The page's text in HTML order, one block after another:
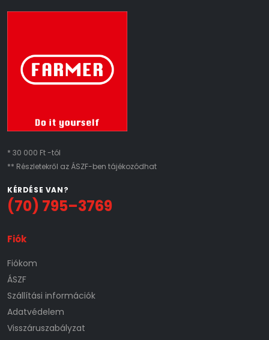
* 30 000 Ft -tól
** Részletekről az ÁSZF-ben tájékozódhat
KÉRDÉSE VAN?
(70) 795–3769
Fiók
Fiókom
ÁSZF
Szállítási információk
Adatvédelem
Visszáruszabályzat